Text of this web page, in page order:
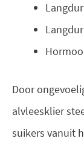
Door
alvleesklier
suikers vanuit